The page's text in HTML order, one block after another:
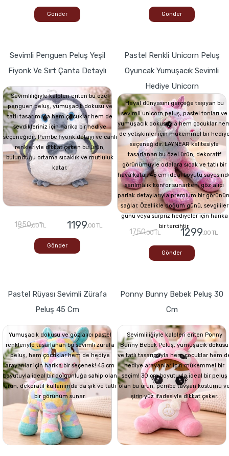
Gönder Gönder
Sevimli Penguen Peluş Yeşil
Fiyonk Ve Sırt Çanta Detaylı
Sevimliliğiyle kalpleri eriten bu özel
penguen peluş, yumuşacık dokusu ve
tatlı tasarımıyla hem çocuklar hem de
sevdikleriniz için harika bir hediye
seçeneğidir. Pembe fiyonk detayı ve canlı
renkleriyle dikkat çeken bu ürün,
bulunduğu ortama sıcaklık ve mutluluk
katar.
1850,00 TL 1199,00 TL
Gönder
Pastel Renkli Unicorn Peluş
Oyuncak Yumuşacık Sevimli
Hediye Unicorn
Hayal dünyasını gerçeğe taşıyan bu
sevimli unicorn peluş, pastel tonları ve
yumuşacık dokusuyla hem çocuklar
de yetişkinler için mükemmel bir
seçeneğidir. LAYNEAR kalitesiyle
tasarlanan bu özel ürün, dekoratif
görünümüyle odalara sıcak ve tatlı bir
hava katar. 45 cm ideal boyutu
sarılmalık konfor sunarken, göz alıcı
parlak detaylarıyla premium bir
sağlar. Özellikle doğum günü, sevgililer
günü veya sürpriz hediyeler için harika
bir tercihtir.
1750,00 TL 1299,00 TL
Gönder
Pastel Rüyası Sevimli Zürafa
Peluş 45 Cm
Yumuşacık dokusu ve göz alıcı pastel
renkleriyle tasarlanan bu sevimli zürafa
peluş, hem çocuklar hem de hediye
arayanlar için harika bir seçenek! 45 cm
boyutuyla ideal bir dolgunluğa sahip olan
ürün, dekoratif kullanımda da şık ve tatlı
bir görünüm sunar.
Ponny Bunny Bebek Peluş 30
Cm
Sevimliliğiyle kalpleri eriten Ponny
Bunny Bebek Peluş, yumuşacık dokusu
ve tatlı tasarımıyla hem çocuklar hem
hediye arayanlar için mükemmel bir
seçim! 30 cm boyutuyla ideal bir peluş
olan bu ürün, pembe tavşan kostümü
şirin yüz ifadesiyle dikkat çeker.